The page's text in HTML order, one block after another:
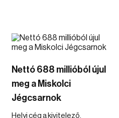
Nettó 688 millióból újul
meg a Miskolci
Jégcsarnok
Helyi cég a kivitelező.